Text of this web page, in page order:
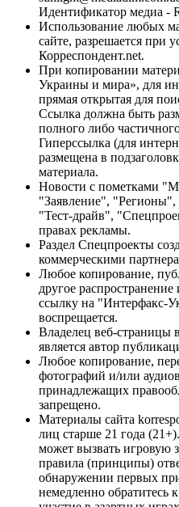
Идентификатор медиа -
Использование любых
сайте, разрешается при
Корреспондент.net.
При копировании
Украины и мира», для
прямая открытая для
Ссылка должна быть
полного либо
Гиперссылка (для
размещена в
материала.
Новости с пометками
"Заявление",
"Тест-драйв",
правах рекламы.
Раздел Спецпроекты
коммерческими
Любое копирование,
другое
ссылку на "Интерфакс-
воспрещается.
Владелец веб-страницы
является автор
Любое копирование,
фотографий и/или
принадлежащих
запрещено.
Материалы сайта
лиц старше 21 года
может вызвать игровую
правила (принципы)
обнаружении первых
немедленно обратитесь